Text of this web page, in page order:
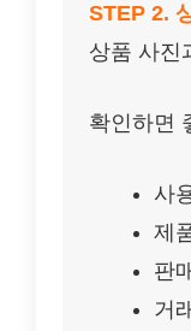
STEP 2.
상품 사진
확인하면
사
제
판
거